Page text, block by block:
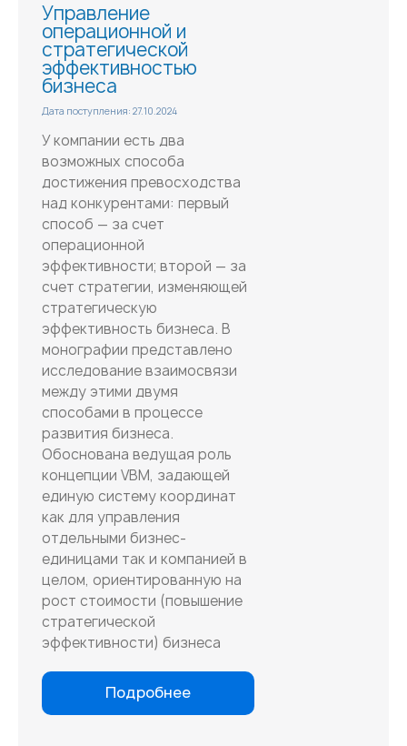
Управление
операционной и
стратегической
эффективностью
бизнеса
Дата поступления: 27.10.2024
У компании есть два
возможных способа
достижения превосходства
над конкурентами: первый
способ — за счет
операционной
эффективности; второй — за
счет стратегии, изменяющей
стратегическую
эффективность бизнеса. В
монографии представлено
исследование взаимосвязи
между этими двумя
способами в процессе
развития бизнеса.
Обоснована ведущая роль
концепции VBM, задающей
единую систему координат
как для управления
отдельными бизнес-
единицами так и компанией в
целом, ориентированную на
рост стоимости (повышение
стратегической
эффективности) бизнеса
Подробнее